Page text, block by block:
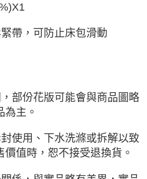
帶，可防止床包滑動
部份花版可能會與商品圖略
為主。
使用、下水洗滌或拆解以致
值時，恕不接受退換貨。